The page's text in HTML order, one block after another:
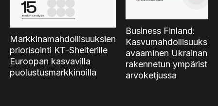
Markkinamahdollisuuksien
priorisointi KT-Shelterille
Euroopan kasvavilla
puolustusmarkkinoilla
Business Finland:
avaaminen Ukrainan
rakennetun ympäristön
arvoketjussa